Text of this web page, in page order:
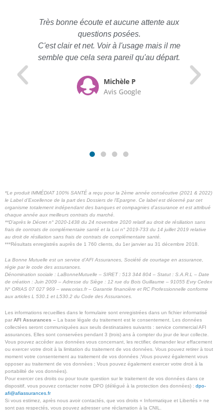
Très bonne écoute et aucune attente aux
questions posées.
C'est clair et net. Voir à l'usage mais il me
semble que cela sera pareil qu'au départ.
Michèle P
Avis Google
*Le produit IMMÉDIAT 100% SANTÉ a reçu pour la 2ème année consécutive (2021 & 2022)
le Label d’Excellence de la part des Dossiers de l’Epargne. Ce label est décerné par cet
organisme totalement indépendant des banques et compagnies d’assurance et est attribué
chaque année aux meilleurs contrats du marché.
**D’après le Décret n° 2020-1438 du 24 novembre 2020 relatif au droit de résiliation sans
frais de contrats de complémentaire santé et la Loi n° 2019-733 du 14 juillet 2019 relative
au droit de résiliation sans frais de contrats de complémentaire santé.
***Résultats enregistrés auprès de 1 760 clients, du 1er janvier au 31 décembre 2018.
La Bonne Mutuelle est un service d’AFI Assurances, Société de courtage en assurance,
régie par le code des assurances.
Dénomination sociale : LaBonneMutuelle – SIRET : 513 344 804 – Statut : S.A.R.L – Date
de création : Juin 2009 – Adresse du Siège : 12 rue du Bois Guillaume – 91055 Evry Cedex
N° ORIAS 07 027 969 – www.orias.fr – Garantie financière et RC Professionnelle conforme
aux articles L 530.1 et L530.2 du Code des Assurances.
Les informations recueillies dans le formulaire sont enregistrées dans un fichier informatisé
par AFI Assurances – La base légale du traitement est le consentement. Les données
collectées seront communiquées aux seuls destinataires suivants : service commercial AFI
assurances
Elles sont conservées pendant 3 (trois) ans à compter du jour de leur collecte.
Vous pouvez accéder aux données vous concernant, les rectifier, demander leur effacement
ou exercer votre droit à la limitation du traitement de vos données. Vous pouvez retirer à tout
moment votre consentement au traitement de vos données ;Vous pouvez également vous
opposer au traitement de vos données ; Vous pouvez également exercer votre droit à la
portabilité de vos données).
Pour exercer ces droits ou pour toute question sur le traitement de vos données dans ce
dispositif, vous pouvez contacter notre DPO (délégué à la protection des données) : dpo-
afi@afiassurances.fr
Si vous estimez, après nous avoir contactés, que vos droits « Informatique et Libertés » ne
sont pas respectés, vous pouvez adresser une réclamation à la CNIL.